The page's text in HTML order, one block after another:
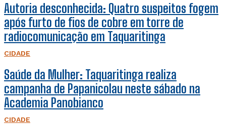
Autoria desconhecida: Quatro suspeitos fogem
após furto de fios de cobre em torre de
radiocomunicação em Taquaritinga
CIDADE
Saúde da Mulher: Taquaritinga realiza
campanha de Papanicolau neste sábado na
Academia Panobianco
CIDADE